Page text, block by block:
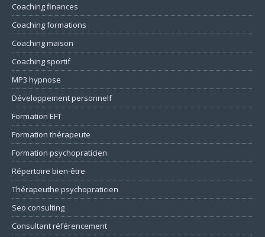
Coaching finances
Coaching formations
Coaching maison
Coaching sportif
MP3 hypnose
Développement personnelf
Formation EFT
Formation thérapeute
Formation psychopraticien
Répertoire bien-être
Thérapeuthe psychopraticien
Seo consulting
Consultant référencement